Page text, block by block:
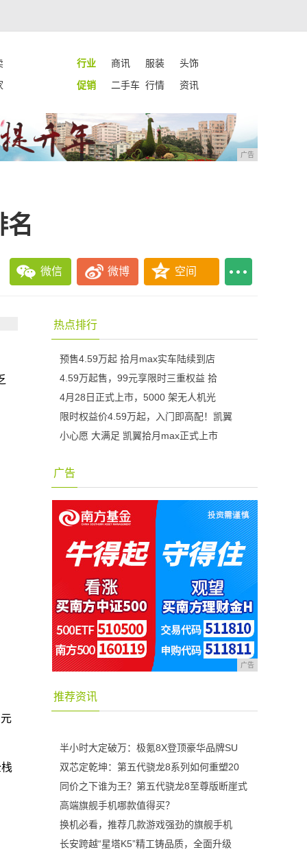
行业 商讯 服装
头饰
促销 二手车 行情 资讯
广告
名
微信 微博 空间
热点排行
预售4.59万起 拾月max实车陆续到店
4.59万起售，99元享限时三重权益 拾
4月28日正式上市，5000 架无人机光
限时权益价4.59万起，入门即高配！凯翼
小心愿 大满足 凯翼拾月max正式上市
广告
广告
推荐资讯
半小时大定破万：极氪8X登顶豪华品牌SU
双芯定乾坤：第五代骁龙8系列如何重塑20
同价之下谁为王？第五代骁龙8至尊版断崖式
高端旗舰手机哪款值得买？
换机必看，推荐几款游戏强劲的旗舰手机
长安跨越“星塔K5”精工铸品质，全面升级